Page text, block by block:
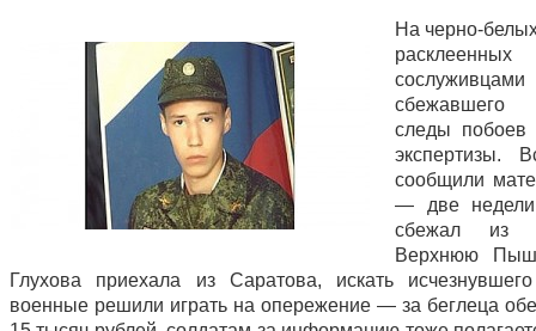
На черно-
расклеенных
сослуживцами
следы побоев
экспертизы.
сообщили
— две
сбежал из
Верхнюю
Глухова приехала из Саратова, искать
военные решили играть на опережение — за беглеца